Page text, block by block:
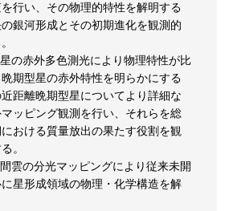
行い、その物理的特性を解明する
銀河形成とその初期進化を観測的
の赤外多色測光により物理特性が比
期型星の赤外特性を明らかにする
距離晩期型星についてより詳細な
ッピング観測を行い、それらを総
おける質量放出の果たす役割を観
。
雲の分光マッピングにより従来未開
星形成領域の物理・化学構造を解